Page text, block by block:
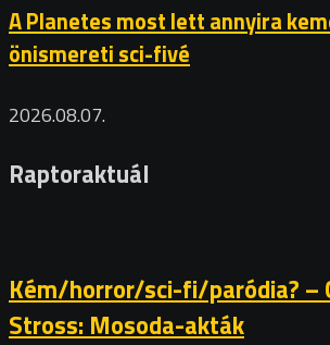
A Planetes most lett annyira
önismereti sci-fivé
2026.08.07.
Raptoraktuál
Kém/horror/sci-fi/paródia? –
Stross: Mosoda-akták